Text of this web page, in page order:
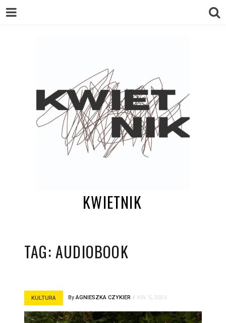
KWIETNIK
TAG:AUDIOBOOK
KULTURA ByAGNIESZKA CZYKIER KW. 5, 2023